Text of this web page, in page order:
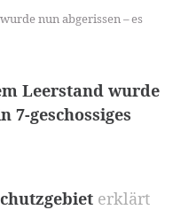
nun abgerissen – es
Leerstand wurde
7-geschossiges
erklärt